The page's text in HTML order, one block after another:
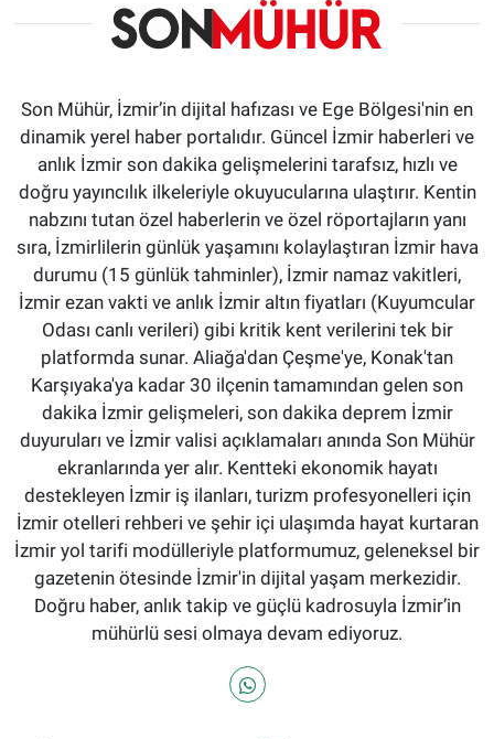
Son Mühür, İzmir’in dijital hafızası ve Ege Bölgesi'nin en
dinamik yerel haber portalıdır. Güncel İzmir haberleri ve
anlık İzmir son dakika gelişmelerini tarafsız, hızlı ve
doğru yayıncılık ilkeleriyle okuyucularına ulaştırır. Kentin
nabzını tutan özel haberlerin ve özel röportajların yanı
sıra, İzmirlilerin günlük yaşamını kolaylaştıran İzmir hava
durumu (15 günlük tahminler), İzmir namaz vakitleri,
İzmir ezan vakti ve anlık İzmir altın fiyatları (Kuyumcular
Odası canlı verileri) gibi kritik kent verilerini tek bir
platformda sunar. Aliağa'dan Çeşme'ye, Konak'tan
Karşıyaka'ya kadar 30 ilçenin tamamından gelen son
dakika İzmir gelişmeleri, son dakika deprem İzmir
duyuruları ve İzmir valisi açıklamaları anında Son Mühür
ekranlarında yer alır. Kentteki ekonomik hayatı
destekleyen İzmir iş ilanları, turizm profesyonelleri için
İzmir otelleri rehberi ve şehir içi ulaşımda hayat kurtaran
İzmir yol tarifi modülleriyle platformumuz, geleneksel bir
gazetenin ötesinde İzmir'in dijital yaşam merkezidir.
Doğru haber, anlık takip ve güçlü kadrosuyla İzmir’in
mühürlü sesi olmaya devam ediyoruz.